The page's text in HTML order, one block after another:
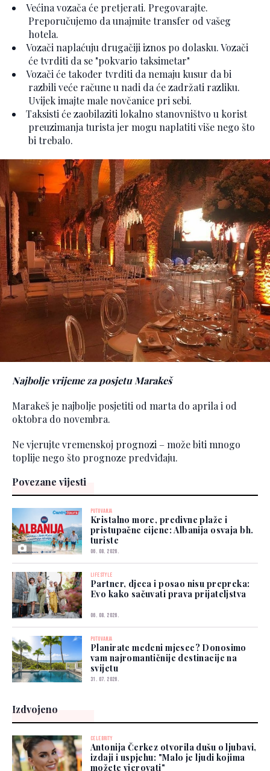
Većina vozača će pretjerati. Pregovarajte.
Preporučujemo da unajmite transfer od vašeg
hotela.
Vozači naplaćuju drugačiji iznos po dolasku. Vozači
će tvrditi da se "pokvario taksimetar"
Vozači će također tvrditi da nemaju kusur da bi
razbili veće račune u nadi da će zadržati razliku.
Uvijek imajte male novčanice pri sebi.
Taksisti će zaobilaziti lokalno stanovništvo u korist
preuzimanja turista jer mogu naplatiti više nego što
bi trebalo.
Najbolje vrijeme za posjetu Marakeš
Marakeš je najbolje posjetiti od marta do aprila i od
oktobra do novembra.
Ne vjerujte vremenskoj prognozi – može biti mnogo
toplije nego što prognoze predviđaju.
Povezane vijesti
PUTOVANJA
Kristalno more, predivne plaže i
pristupačne cijene: Albanija osvaja bh.
turiste
06. 08. 2026.
LIFESTYLE
Partner, djeca i posao nisu prepreka:
Evo kako sačuvati prava prijateljstva
06. 08. 2026.
PUTOVANJA
Planirate medeni mjesec? Donosimo
vam najromantičnije destinacije na
svijetu
31. 07. 2026.
Izdvojeno
CELEBRITY
Antonija Čerkez otvorila dušu o ljubavi,
izdaji i uspjehu: "Malo je ljudi kojima
možete vjerovati"